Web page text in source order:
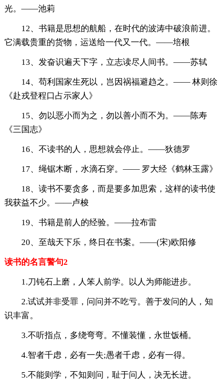
光。——池莉
12、书籍是思想的航船，在时代的波涛中破浪前进。
它满载贵重的货物，运送给一代又一代。——培根
13、发奋识遍天下字，立志读尽人间书。——苏轼
14、苟利国家生死以，岂因祸福避趋之。—— 林则徐
《赴戎登程口占示家人》
15、勿以恶小而为之，勿以善小而不为。——陈寿
《三国志》
16、不读书的人，思想就会停止。——狄德罗
17、绳锯木断，水滴石穿。—— 罗大经《鹤林玉露》
18、读书不要贪多，而是要多加思索，这样的读书使
我获益不少。——卢梭
19、书籍是前人的经验。——拉布雷
20、至哉天下乐，终日在书案。——(宋)欧阳修
读书的名言警句2
1.刀钝石上磨，人笨人前学。以人为师能进步。
2.试试并非受罪，问问并不吃亏。善于发问的人，知
识丰富。
3.不听指点，多绕弯弯。不懂装懂，永世饭桶。
4.智者千虑，必有一失;愚者千虑，必有一得。
5.不能则学，不知则问，耻于问人，决无长进。